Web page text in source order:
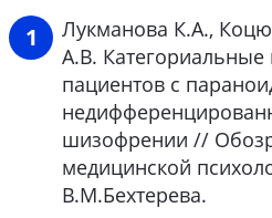
Лукманова К.А.,
А.В.
пациентов с
шизофрении //
медицинской
В.М.Бехтерева.